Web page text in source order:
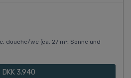
douche/wc (ca. 27 m², Sonne und
DKK 3.940